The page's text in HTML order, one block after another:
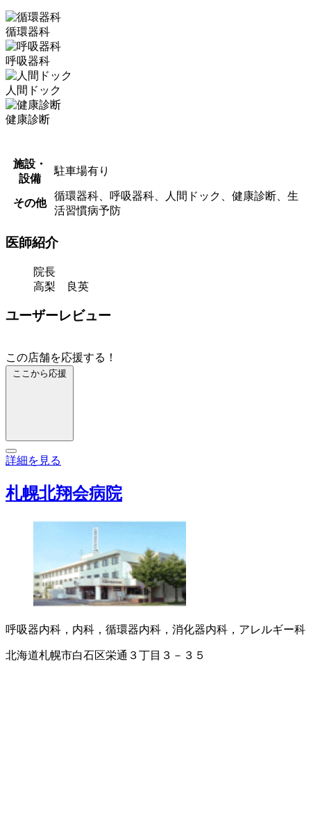
循環器科
呼吸器科
人間ドック
健康診断
施設・
設備
駐車場有り
その他
循環器科、呼吸器科、人間ドック、健康診断、生
活習慣病予防
医師紹介
院長
高梨 良英
ユーザーレビュー
この店舗を応援する！
ここから応援
詳細を見る
札幌北翔会病院
呼吸器内科，内科，循環器内科，消化器内科，アレルギー科
北海道札幌市白石区栄通３丁目３－３５